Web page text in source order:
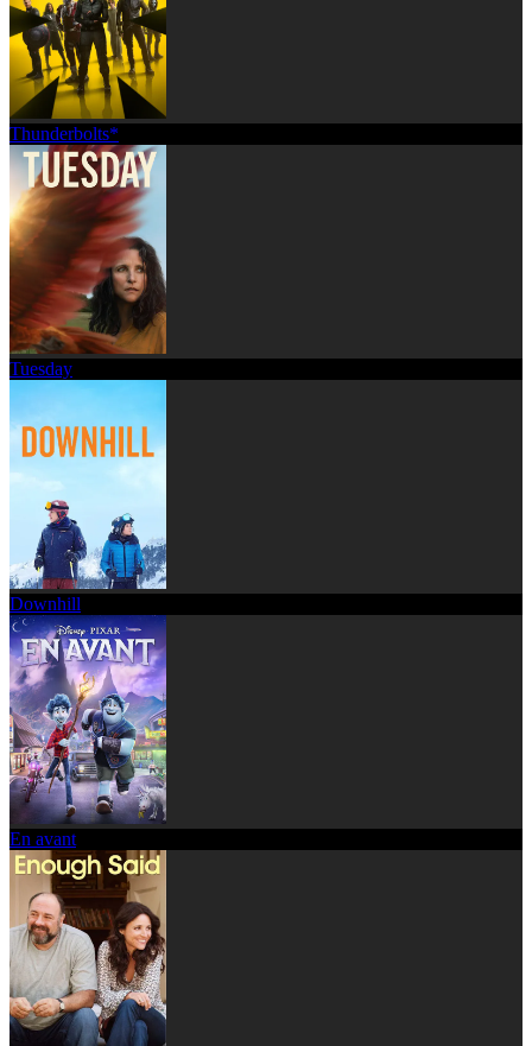
Thunderbolts*
Tuesday
Downhill
En avant